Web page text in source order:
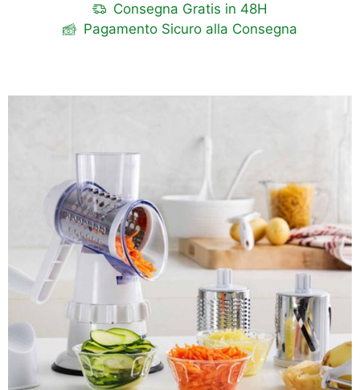
Consegna Gratis in 48H
Pagamento Sicuro alla Consegna